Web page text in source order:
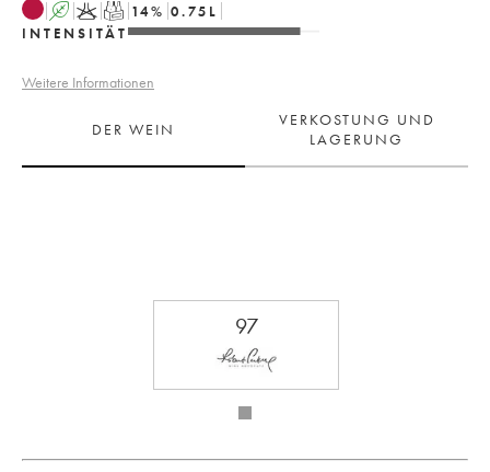
A K T 14% 0.75 L
INTENSITÄT
Weitere Informationen
DER WEIN
VERKOSTUNG UND
LAGERUNG
97